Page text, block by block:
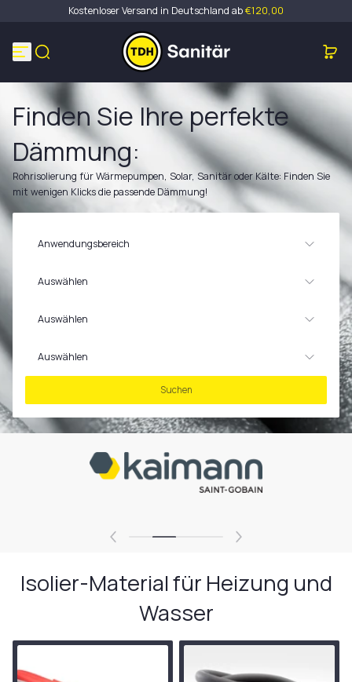
Zum Inhalt springenKostenloser Versand in Deutschland ab€120,00
Finden Sie Ihre perfekte
Dämmung:
Rohrisolierung für Wärmepumpen, Solar, Sanitär oder Kälte: Finden Sie
mit wenigen Klicks die passende Dämmung!
Anwendungsbereich
Wärmepumpen-Isolierung
Sanitär & Heizung
Kälte & Klima
Auswählen
Auswählen
Auswählen
Suchen
Isolier-Material für Heizung und
Wasser